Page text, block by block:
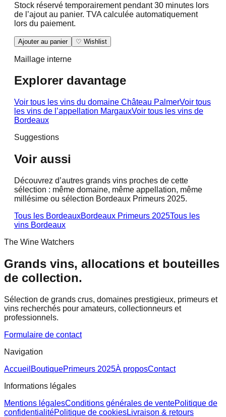
Stock réservé temporairement pendant 30 minutes lors
de l’ajout au panier. TVA calculée automatiquement
lors du paiement.
Ajouter au panier ♡ Wishlist
Maillage interne
Explorer davantage
Voir tous les vins du domaine Château PalmerVoir tous
les vins de l’appellation MargauxVoir tous les vins de
Bordeaux
Suggestions
Voir aussi
Découvrez d’autres grands vins proches de cette
sélection : même domaine, même appellation, même
millésime ou sélection Bordeaux Primeurs 2025.
Tous les BordeauxBordeaux Primeurs 2025Tous les
vins Bordeaux
The Wine Watchers
Grands vins, allocations et bouteilles
de collection.
Sélection de grands crus, domaines prestigieux, primeurs et
vins recherchés pour amateurs, collectionneurs et
professionnels.
Formulaire de contact
Navigation
Accueil BoutiquePrimeurs 2025À proposContact
Informations légales
Mentions légalesConditions générales de ventePolitique de
confidentialitéPolitique de cookiesLivraison & retours